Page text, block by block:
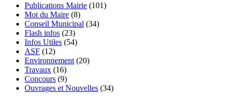
Publications Mairie (101)
Mot du Maire (8)
Conseil Municipal (34)
Flash infos (23)
Infos Utiles (54)
ASF (12)
Environnement (20)
Travaux (16)
Concours (9)
Ouvrages et Nouvelles (34)